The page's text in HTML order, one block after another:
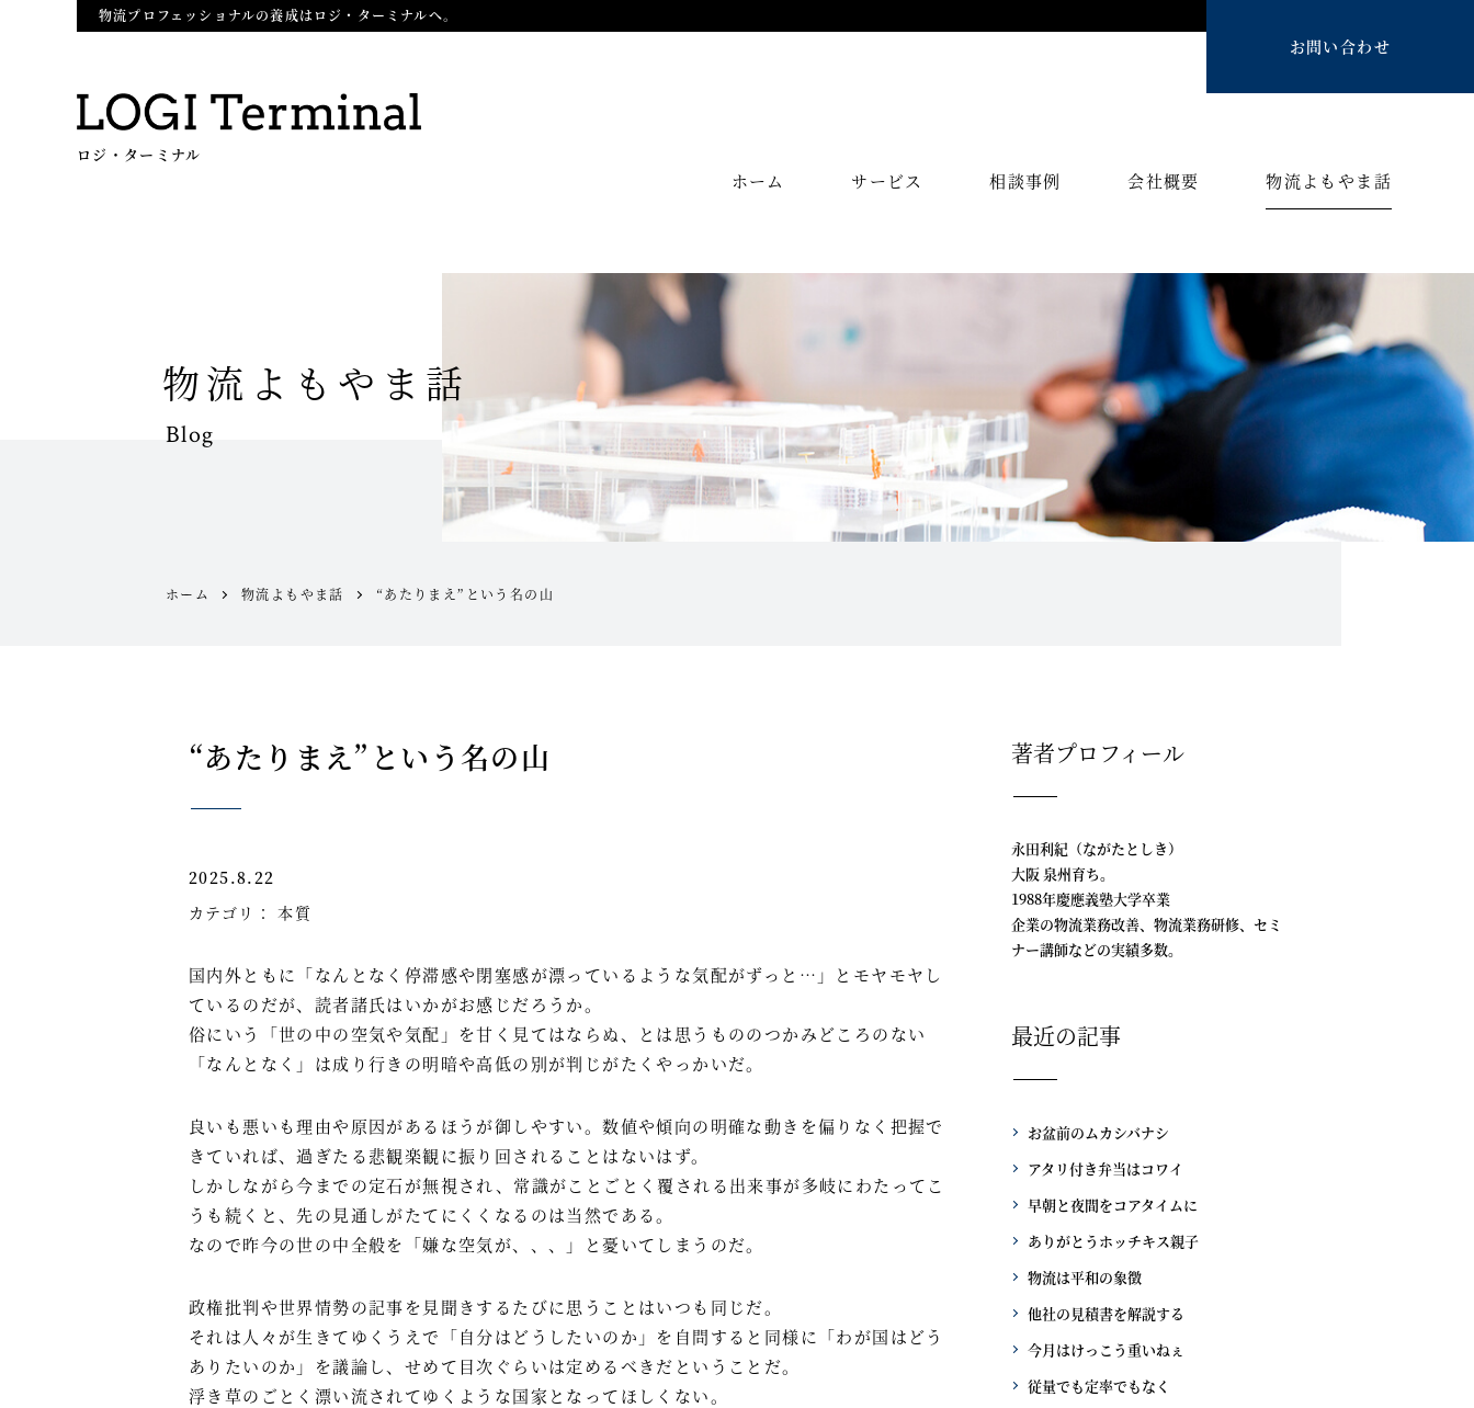
物流プロフェッショナルの養成はロジ・ターミナルへ。
お問い合わせ
ロジ・ターミナル
ホーム サービス 相談事例 会社概要 物流よもやま話
物流よもやま話
Blog
ホーム 物流よもやま話 “あたりまえ”という名の山
“あたりまえ”という名の山
2025.8.22
カテゴリ：本質
国内外ともに「なんとなく停滞感や閉塞感が漂っているような気配がずっと…」とモヤモヤし
ているのだが、読者諸氏はいかがお感じだろうか。
俗にいう「世の中の空気や気配」を甘く見てはならぬ、とは思うもののつかみどころのない
「なんとなく」は成り行きの明暗や高低の別が判じがたくやっかいだ。
良いも悪いも理由や原因があるほうが御しやすい。数値や傾向の明確な動きを偏りなく把握で
きていれば、過ぎたる悲観楽観に振り回されることはないはず。
しかしながら今までの定石が無視され、常識がことごとく覆される出来事が多岐にわたってこ
うも続くと、先の見通しがたてにくくなるのは当然である。
なので昨今の世の中全般を「嫌な空気が、、、」と憂いてしまうのだ。
政権批判や世界情勢の記事を見聞きするたびに思うことはいつも同じだ。
それは人々が生きてゆくうえで「自分はどうしたいのか」を自問すると同様に「わが国はどう
ありたいのか」を議論し、せめて目次ぐらいは定めるべきだということだ。
浮き草のごとく漂い流されてゆくような国家となってほしくない。
著者プロフィール
永田利紀（ながたとしき）
大阪 泉州育ち。
1988年慶應義塾大学卒業
企業の物流業務改善、物流業務研修、セミ
ナー講師などの実績多数。
最近の記事
お盆前のムカシバナシ
アタリ付き弁当はコワイ
早朝と夜間をコアタイムに
ありがとうホッチキス親子
物流は平和の象徴
他社の見積書を解説する
今月はけっこう重いねぇ
従量でも定率でもなく